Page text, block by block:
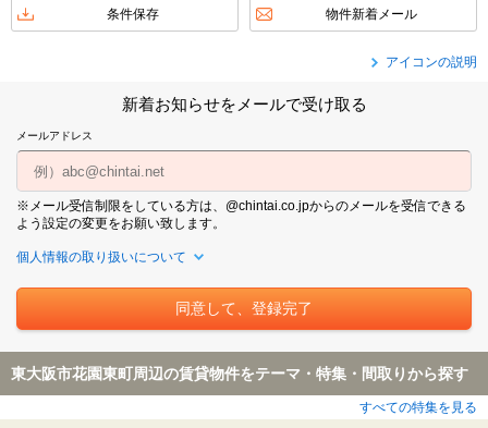
条件保存 物件新着メール
アイコンの説明
新着お知らせをメールで受け取る
メールアドレス
※メール受信制限をしている方は、@chintai.co.jpからのメールを受信できる
よう設定の変更をお願い致します。
個人情報の取り扱いについて
東大阪市花園東町周辺の賃貸物件をテーマ・特集・間取りから探す
すべての特集を見る